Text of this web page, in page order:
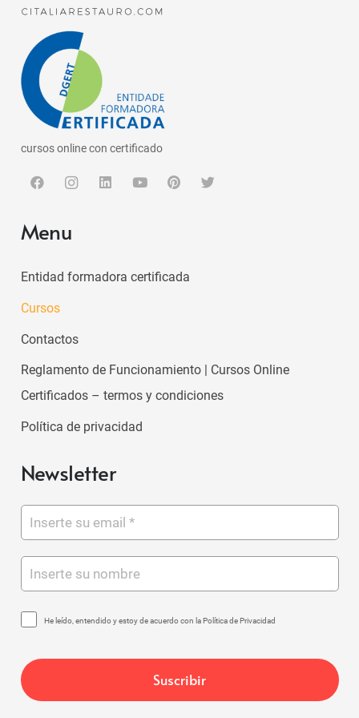
cursos online con certificado
Menu
Entidad formadora certificada
Cursos
Contactos
Reglamento de Funcionamiento | Cursos Online
Certificados – termos y condiciones
Política de privacidad
Newsletter
He leído, entendido y estoy de acuerdo con la Política de Privacidad